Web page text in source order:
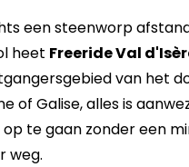
een steenworp
heet Freeride Val
van het
of Galise, alles is
te gaan zonder een
weg.